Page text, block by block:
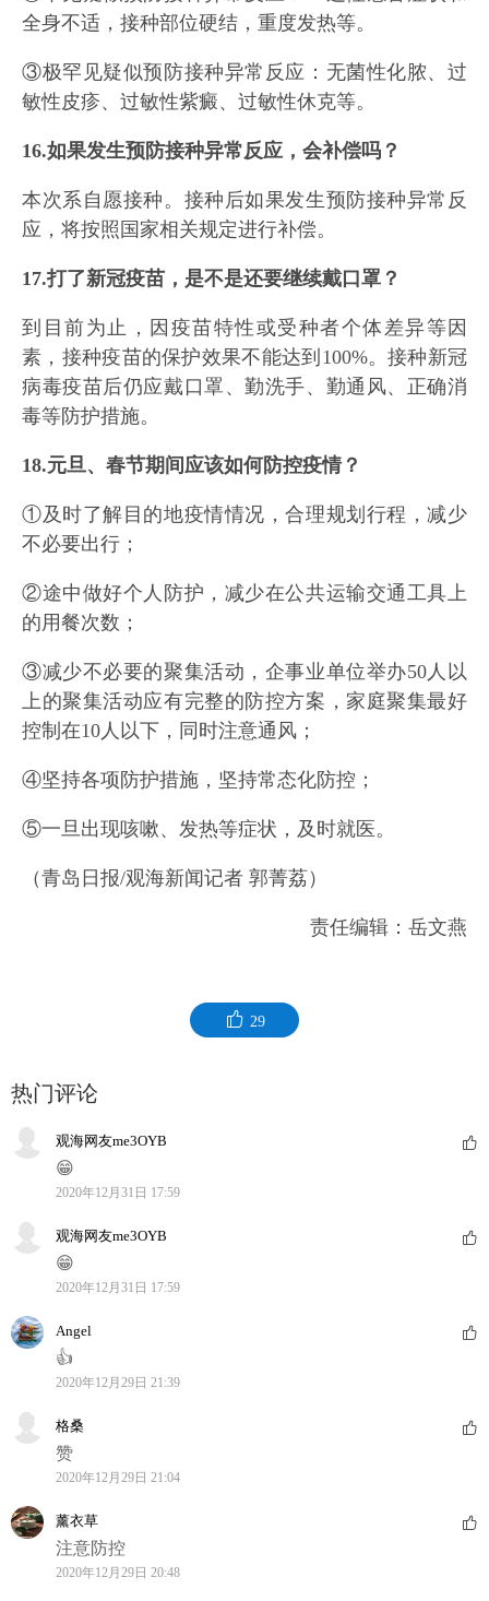
全身不适，接种部位硬结，重度发热等。
③极罕见疑似预防接种异常反应：无菌性化脓、过
敏性皮疹、过敏性紫癜、过敏性休克等。
16.如果发生预防接种异常反应，会补偿吗？
本次系自愿接种。接种后如果发生预防接种异常反
应，将按照国家相关规定进行补偿。
17.打了新冠疫苗，是不是还要继续戴口罩？
到目前为止，因疫苗特性或受种者个体差异等因
素，接种疫苗的保护效果不能达到100%。接种新冠
病毒疫苗后仍应戴口罩、勤洗手、勤通风、正确消
毒等防护措施。
18.元旦、春节期间应该如何防控疫情？
①及时了解目的地疫情情况，合理规划行程，减少
不必要出行；
②途中做好个人防护，减少在公共运输交通工具上
的用餐次数；
③减少不必要的聚集活动，企事业单位举办50人以
上的聚集活动应有完整的防控方案，家庭聚集最好
控制在10人以下，同时注意通风；
④坚持各项防护措施，坚持常态化防控；
⑤一旦出现咳嗽、发热等症状，及时就医。
（青岛日报/观海新闻记者 郭菁荔）
责任编辑：岳文燕
29
热门评论
观海网友me3OYB
😁
2020年12月31日 17:59
观海网友me3OYB
😁
2020年12月31日 17:59
Angel
👍
2020年12月29日 21:39
格桑
赞
2020年12月29日 21:04
薰衣草
注意防控
2020年12月29日 20:48